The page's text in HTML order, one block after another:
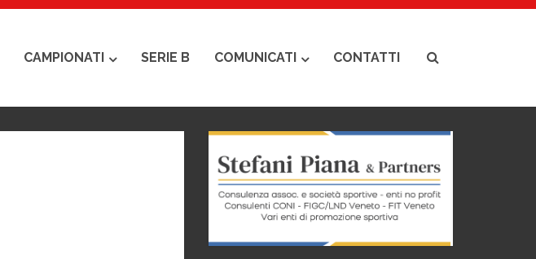
CAMPIONATI SERIE B COMUNICATI CONTATTI